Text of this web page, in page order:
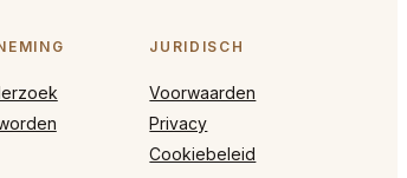
JURIDISCH
Voorwaarden
Privacy
Cookiebeleid